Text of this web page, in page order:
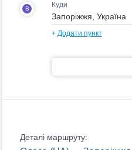
B Куди
+ Додати пункт
Деталі маршруту: